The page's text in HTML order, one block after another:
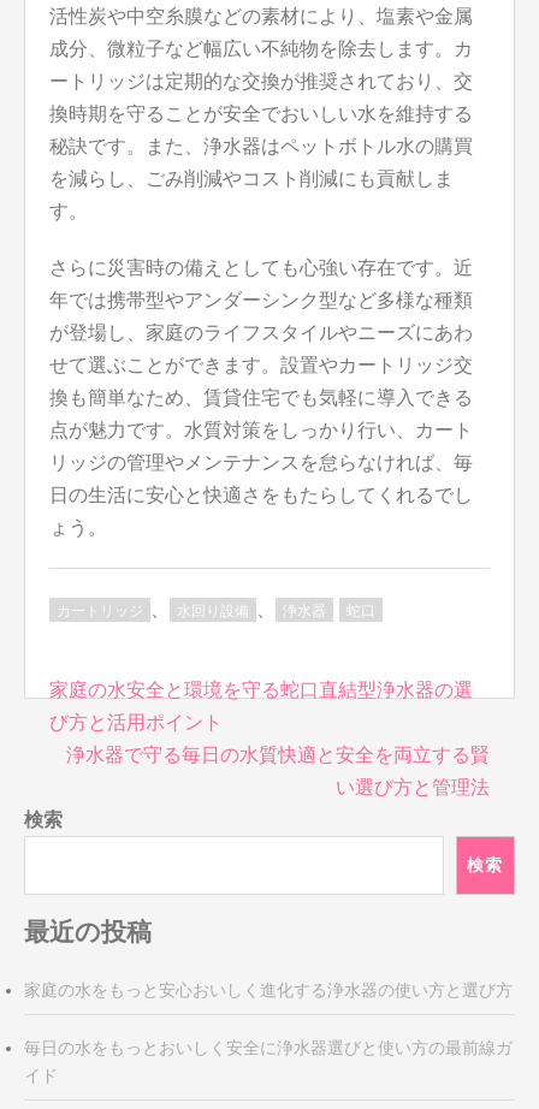
活性炭や中空糸膜などの素材により、塩素や金属
成分、微粒子など幅広い不純物を除去します。カ
ートリッジは定期的な交換が推奨されており、交
換時期を守ることが安全でおいしい水を維持する
秘訣です。また、浄水器はペットボトル水の購買
を減らし、ごみ削減やコスト削減にも貢献しま
す。
さらに災害時の備えとしても心強い存在です。近
年では携帯型やアンダーシンク型など多様な種類
が登場し、家庭のライフスタイルやニーズにあわ
せて選ぶことができます。設置やカートリッジ交
換も簡単なため、賃貸住宅でも気軽に導入できる
点が魅力です。水質対策をしっかり行い、カート
リッジの管理やメンテナンスを怠らなければ、毎
日の生活に安心と快適さをもたらしてくれるでし
ょう。
カートリッジ 水回り設備 浄水器 蛇口
投
稿
ナ
ゲ
ー
ョ
ン
家庭の水安全と環境を守る蛇口直結型浄水器の選
び方と活用ポイント
浄水器で守る毎日の水質快適と安全を両立する賢
い選び方と管理法
検索
検索
最近の投稿
家庭の水をもっと安心おいしく進化する浄水器の使い方と選び方
毎日の水をもっとおいしく安全に浄水器選びと使い方の最前線ガ
イド